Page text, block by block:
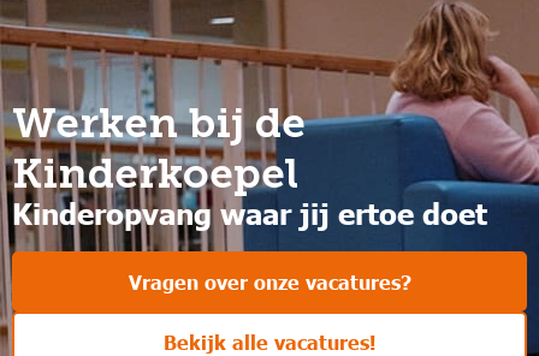
Werken bij de
Kinderkoepel
Kinderopvang waar jij ertoe doet
Vragen over onze vacatures?
Bekijk alle vacatures!